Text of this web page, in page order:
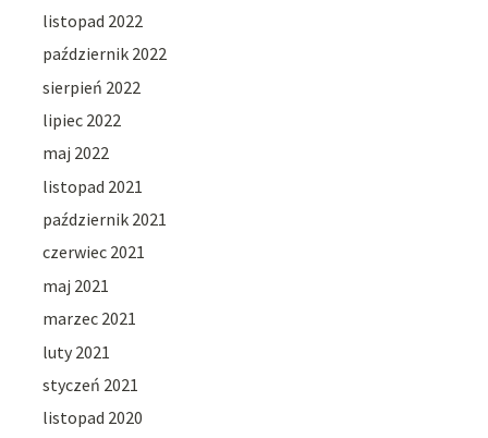
listopad 2022
październik 2022
sierpień 2022
lipiec 2022
maj 2022
listopad 2021
październik 2021
czerwiec 2021
maj 2021
marzec 2021
luty 2021
styczeń 2021
listopad 2020